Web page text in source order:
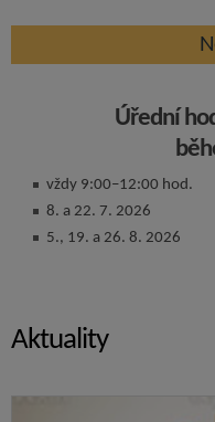
Úřední
vždy 9:00–12:00 hod.
8. a 22. 7. 2026
5., 19. a 26. 8. 2026
Aktuality